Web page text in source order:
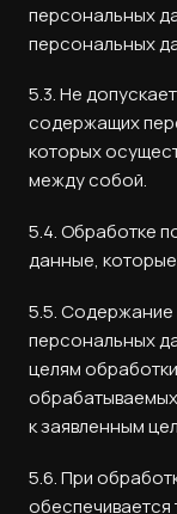
персональных
персональных
5.3. Не
содержащих
которых
между собой.
5.4. Обработке
данные,
5.5.
персональных
целям
к заявленным
5.6. При